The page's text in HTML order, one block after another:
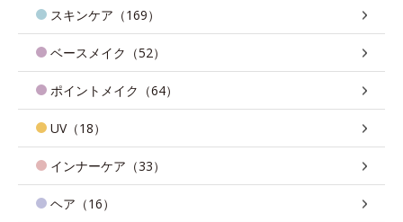
スキンケア（169）
ベースメイク（52）
ポイントメイク（64）
UV（18）
インナーケア（33）
ヘア（16）